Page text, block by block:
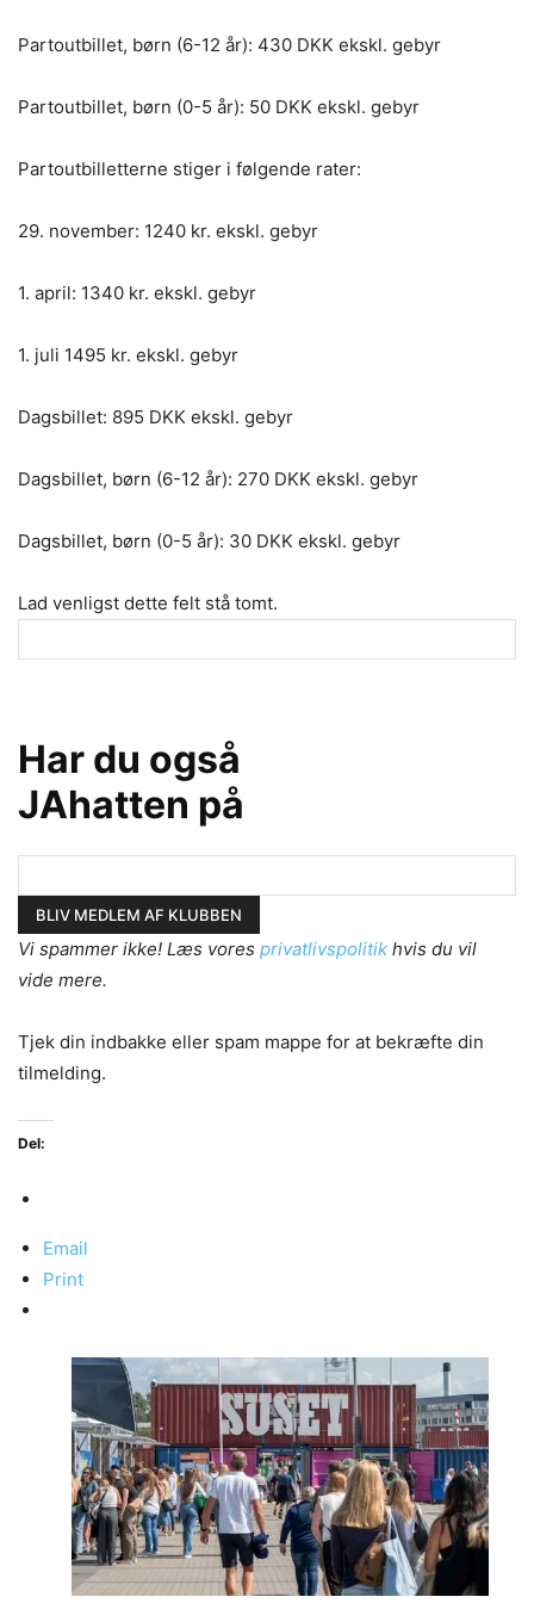
Partoutbillet, børn (6-12 år): 430 DKK ekskl. gebyr
Partoutbillet, børn (0-5 år): 50 DKK ekskl. gebyr
Partoutbilletterne stiger i følgende rater:
29. november: 1240 kr. ekskl. gebyr
1. april: 1340 kr. ekskl. gebyr
1. juli 1495 kr. ekskl. gebyr
Dagsbillet: 895 DKK ekskl. gebyr
Dagsbillet, børn (6-12 år): 270 DKK ekskl. gebyr
Dagsbillet, børn (0-5 år): 30 DKK ekskl. gebyr
Lad venligst dette felt stå tomt.
Har du også
JAhatten på
Vi spammer ikke! Læs vores privatlivspolitik hvis du vil
vide mere.
Tjek din indbakke eller spam mappe for at bekræfte din
tilmelding.
Del:
Email
Print